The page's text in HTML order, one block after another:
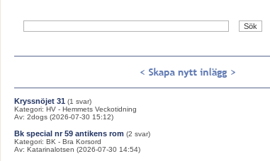
Kryssnöjet 31 (1 svar)
Kategori: HV - Hemmets Veckotidning
Av: 2dogs (2026-07-30 15:12)
Bk special nr 59 antikens rom (2 svar)
Kategori: BK - Bra Korsord
Av: Katarinalotsen (2026-07-30 14:54)